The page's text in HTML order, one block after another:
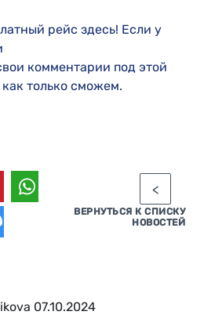
рейс здесь! Если у
комментарии под этой
только сможем.
ВЕРНУТЬСЯ К СПИСКУ
НОВОСТЕЙ
07.10.2024